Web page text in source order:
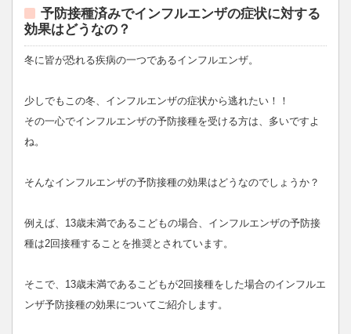
予防接種済みでインフルエンザの症状に対する
効果はどうなの？
冬に皆が恐れる疾病の一つであるインフルエンザ。
少しでもこの冬、インフルエンザの症状から逃れたい！！
その一心でインフルエンザの予防接種を受ける方は、多いですよ
ね。
そんなインフルエンザの予防接種の効果はどうなのでしょうか？
例えば、13歳未満であるこどもの場合、インフルエンザの予防接
種は2回接種することを推奨とされています。
そこで、13歳未満であるこどもが2回接種をした場合のインフルエ
ンザ予防接種の効果についてご紹介します。